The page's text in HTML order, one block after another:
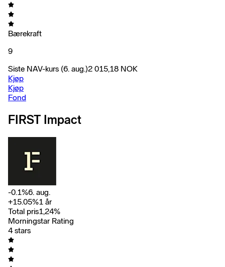
Bærekraft
9
Siste NAV-kurs (6. aug.)2 015,18 NOK
Kjøp
Kjøp
Fond
FIRST Impact
-0.1%6. aug.
+15.05%1 år
Total pris1,24%
Morningstar Rating
4 stars